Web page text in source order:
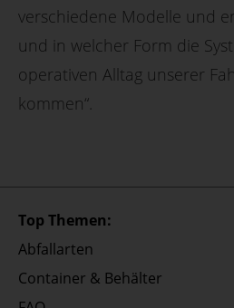
verschiedene Modelle und
und in welcher Form die
operativen Alltag unserer
kommen“.
Top Themen:
Abfallarten
Container & Behälter